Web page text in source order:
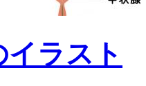
ラスト